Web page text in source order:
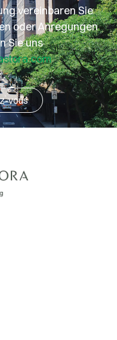
vereinbaren Sie
oder Anregungen
Sie uns
vous